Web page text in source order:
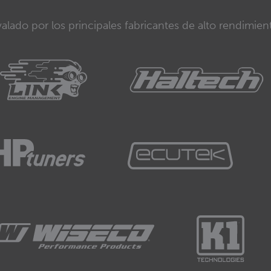
por los principales fabricantes de alto